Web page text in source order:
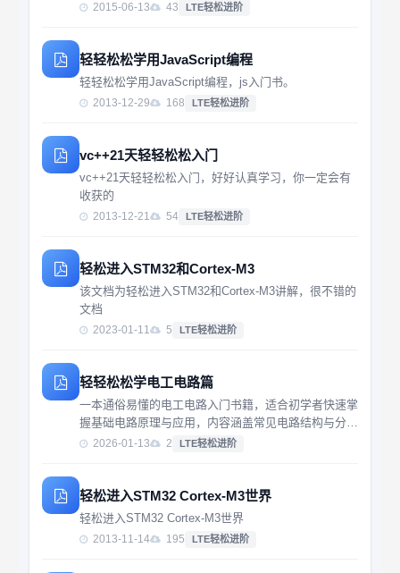
2015-06-13 43 LTE轻松进阶
轻轻松松学用JavaScript编程
轻轻松松学用JavaScript编程，js入门书。
2013-12-29 168 LTE轻松进阶
vc++21天轻轻松松入门
vc++21天轻轻松松入门，好好认真学习，你一定会有
收获的
2013-12-21 54 LTE轻松进阶
轻松进入STM32和Cortex-M3
该文档为轻松进入STM32和Cortex-M3讲解，很不错的
文档
2023-01-11 5 LTE轻松进阶
轻轻松松学电工电路篇
一本通俗易懂的电工电路入门书籍，适合初学者快速掌
握基础电路原理与应用，内容涵盖常见电路结构与分析
方法，帮助读者建立扎实的电路知识体系。
2026-01-13 2 LTE轻松进阶
轻松进入STM32 Cortex-M3世界
轻松进入STM32 Cortex-M3世界
2013-11-14 195 LTE轻松进阶